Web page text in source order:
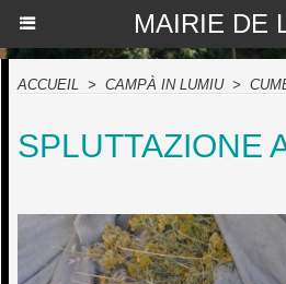
MAIRIE DE
ACCUEIL > CAMPÀ IN LUMIU >
SPLUTTAZIONE